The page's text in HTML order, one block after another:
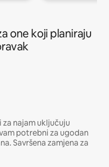
one koji planiraju
najam uključuju
potrebni za ugodan
Savršena zamjena za